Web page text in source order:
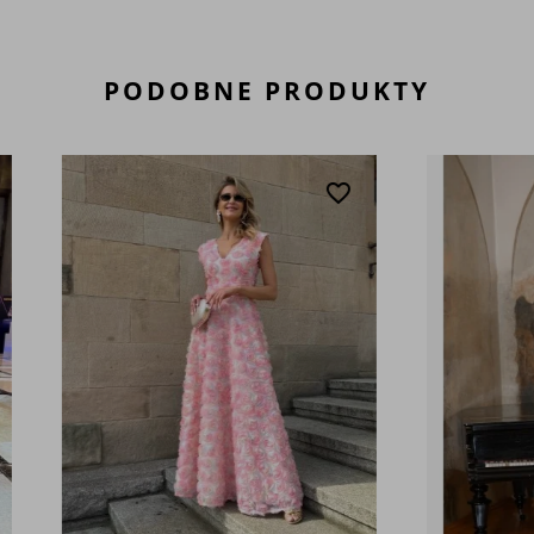
PODOBNE PRODUKTY
favorite_border